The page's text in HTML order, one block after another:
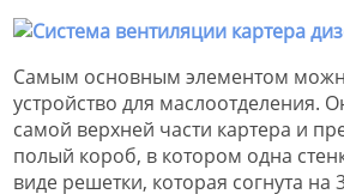
Самым основным элементом
устройство для маслоотделения.
самой верхней части картера и
полый короб, в котором одна
виде решетки, которая согнута на